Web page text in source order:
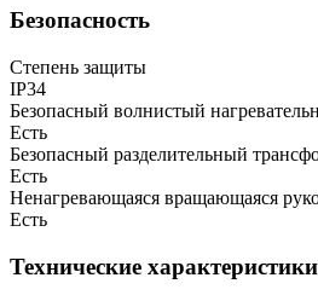
Безопасность
Степень защиты
IP34
Безопасный волнистый
Есть
Безопасный разделительный
Есть
Ненагревающаяся вращающаяся
Есть
Технические характеристики